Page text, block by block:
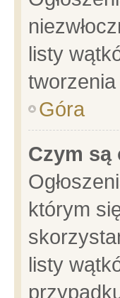
listy
Góra
Czym są
którym
listy